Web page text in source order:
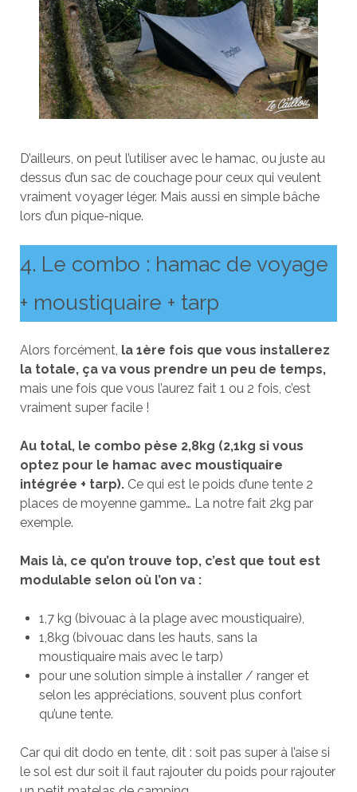
D’ailleurs, on peut l’utiliser avec le hamac, ou juste au
dessus d’un sac de couchage pour ceux qui veulent
vraiment voyager léger. Mais aussi en simple bâche
lors d’un pique-nique.
4. Le combo : hamac de voyage
+ moustiquaire + tarp
Alors forcément, la 1ère fois que vous installerez
la totale, ça va vous prendre un peu de temps,
mais une fois que vous l’aurez fait 1 ou 2 fois, c’est
vraiment super facile !
Au total, le combo pèse 2,8kg (2,1kg si vous
optez pour le hamac avec moustiquaire
intégrée + tarp). Ce qui est le poids d’une tente 2
places de moyenne gamme… La notre fait 2kg par
exemple.
Mais là, ce qu’on trouve top, c’est que tout est
modulable selon où l’on va :
1,7 kg (bivouac à la plage avec moustiquaire),
1,8kg (bivouac dans les hauts, sans la
moustiquaire mais avec le tarp)
pour une solution simple à installer / ranger et
selon les appréciations, souvent plus confort
qu’une tente.
Car qui dit dodo en tente, dit : soit pas super à l’aise si
le sol est dur soit il faut rajouter du poids pour rajouter